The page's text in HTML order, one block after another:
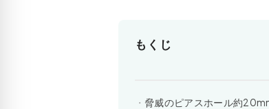
もくじ
脅威のピアスホール約